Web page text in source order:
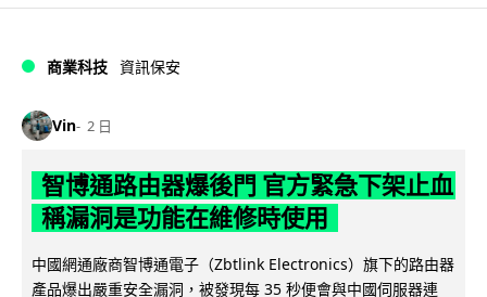
商業科技 資訊保安
Vin 2 日
智博通路由器爆後門 官方緊急下架止血
稱漏洞是功能在維修時使用
中國網通廠商智博通電子（Zbtlink Electronics）旗下的路由器
產品爆出嚴重安全漏洞，被發現每 35 秒便會與中國伺服器連